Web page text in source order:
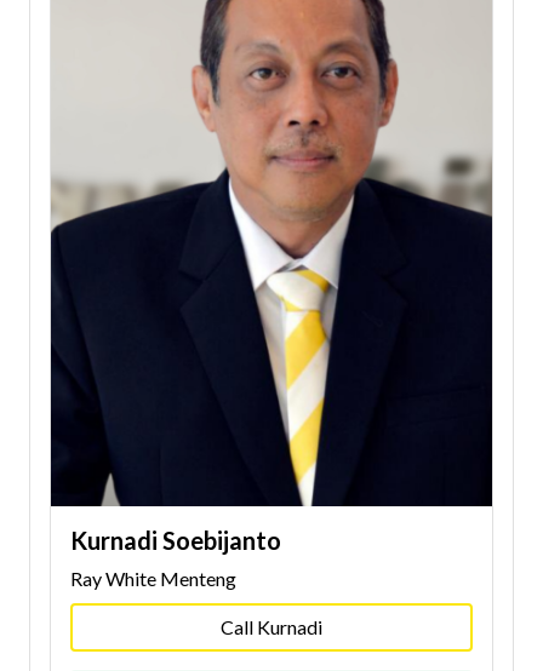
Kurnadi Soebijanto
Ray White Menteng
Call Kurnadi